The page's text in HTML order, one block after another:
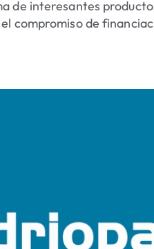
de interesantes
compromiso de